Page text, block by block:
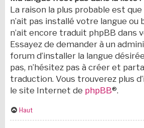
La raison la plus probable est
n’ait pas installé votre langue ou
n’ait encore traduit phpBB dans
Essayez de demander à un
forum d’installer la langue
pas, n’hésitez pas à créer et
traduction. Vous trouverez plus
le site Internet de phpBB®.
Haut